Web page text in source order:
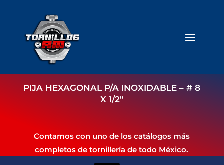
PIJA HEXAGONAL P/A INOXIDABLE – # 8
X 1/2″
Contamos con uno de los catálogos más
completos de tornillería de todo México.